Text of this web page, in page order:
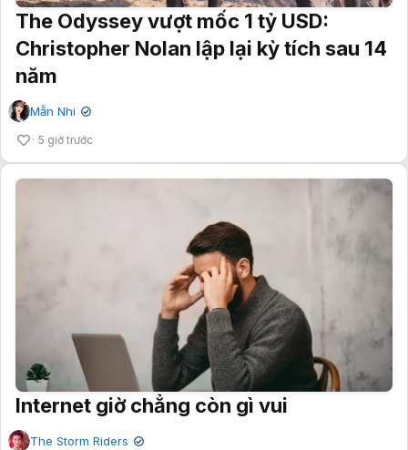
The Odyssey vượt mốc 1 tỷ USD:
Christopher Nolan lập lại kỳ tích sau 14
năm
Mẫn Nhi ✔
5 giờ trước
Internet giờ chẳng còn gì vui
The Storm Riders ✔